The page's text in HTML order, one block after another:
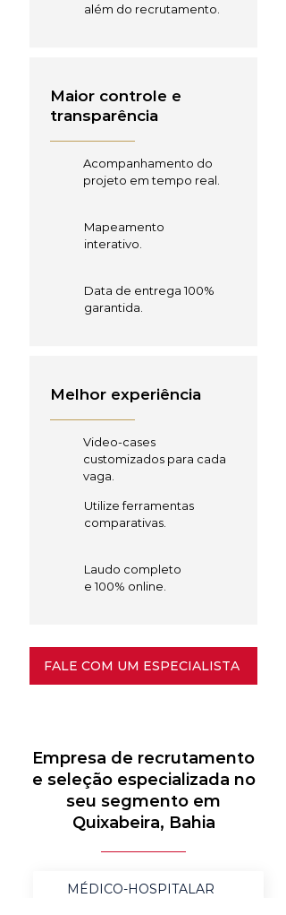
além do recrutamento.
Maior controle e
transparência
Acompanhamento do
projeto em tempo real.
Mapeamento
interativo.
Data de entrega 100%
garantida.
Melhor experiência
Video-cases
customizados para cada
vaga.
Utilize ferramentas
comparativas.
Laudo completo
e 100% online.
FALE COM UM ESPECIALISTA
Empresa de recrutamento
e seleção especializada no
seu segmento em
Quixabeira, Bahia
MÉDICO-HOSPITALAR